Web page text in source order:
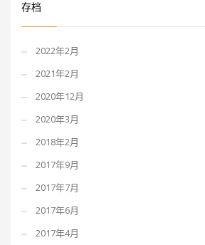
存档
2022年2月
2021年2月
2020年12月
2020年3月
2018年2月
2017年9月
2017年7月
2017年6月
2017年4月